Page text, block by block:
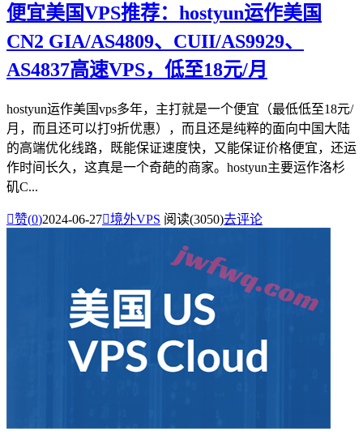
便宜美国VPS推荐：hostyun运作美国
CN2 GIA/AS4809、CUII/AS9929、
AS4837高速VPS，低至18元/月
hostyun运作美国vps多年，主打就是一个便宜（最低低至18元/
月，而且还可以打9折优惠），而且还是纯粹的面向中国大陆
的高端优化线路，既能保证速度快，又能保证价格便宜，还运
作时间长久，这真是一个奇葩的商家。hostyun主要运作洛杉
矶C...
赞(0)2024-06-27境外VPS 阅读(3050)去评论